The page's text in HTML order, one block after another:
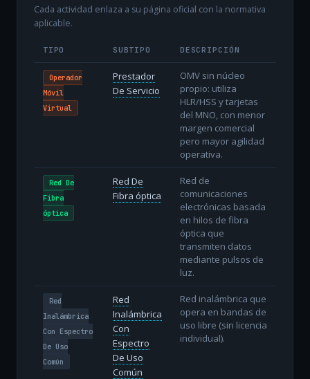
Cada actividad enlaza a su página oficial con la normativa
aplicable.
TIPO SUBTIPO DESCRIPCIÓN
Operador
Móvil
Virtual
Prestador
De Servicio
OMV sin núcleo
propio: utiliza
HLR/HSS y tarjetas
del MNO, con menor
margen comercial
pero mayor agilidad
operativa.
Red De
Fibra
óptica
Red De
Fibra óptica
Red de
comunicaciones
electrónicas basada
en hilos de fibra
óptica que
transmiten datos
mediante pulsos de
luz.
Red
Inalámbrica
Con Espectro
De Uso
Común
Red
Inalámbrica
Con
Espectro
De Uso
Común
Red inalámbrica que
opera en bandas de
uso libre (sin licencia
individual).